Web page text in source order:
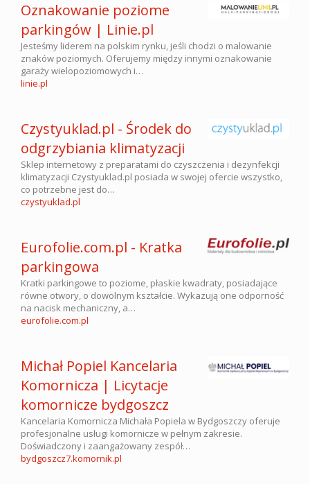
Oznakowanie poziome
parkingów | Linie.pl
Jesteśmy liderem na polskim rynku, jeśli chodzi o malowanie
znaków poziomych. Oferujemy między innymi oznakowanie
garaży wielopoziomowych i…
linie.pl
Czystyuklad.pl - Środek do
odgrzybiania klimatyzacji
Sklep internetowy z preparatami do czyszczenia i dezynfekcji
klimatyzacji Czystyuklad.pl posiada w swojej ofercie wszystko,
co potrzebne jest do…
czystyuklad.pl
Eurofolie.com.pl - Kratka
parkingowa
Kratki parkingowe to poziome, płaskie kwadraty, posiadające
równe otwory, o dowolnym kształcie. Wykazują one odporność
na nacisk mechaniczny, a…
eurofolie.com.pl
Michał Popiel Kancelaria
Komornicza | Licytacje
komornicze bydgoszcz
Kancelaria Komornicza Michała Popiela w Bydgoszczy oferuje
profesjonalne usługi komornicze w pełnym zakresie.
Doświadczony i zaangażowany zespół…
bydgoszcz7.komornik.pl